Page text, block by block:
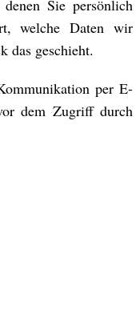
Sie persönlich
welche Daten wir
das geschieht.
per E-
dem Zugriff durch